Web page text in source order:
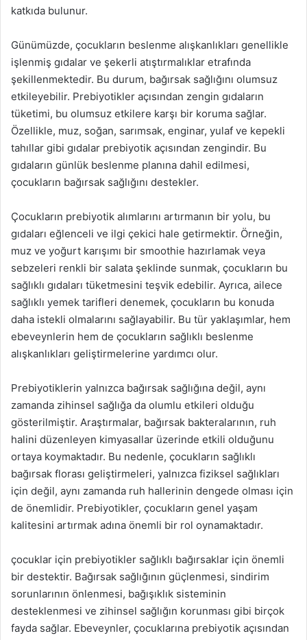
katkıda bulunur.
Günümüzde, çocukların beslenme alışkanlıkları genellikle
işlenmiş gıdalar ve şekerli atıştırmalıklar etrafında
şekillenmektedir. Bu durum, bağırsak sağlığını olumsuz
etkileyebilir. Prebiyotikler açısından zengin gıdaların
tüketimi, bu olumsuz etkilere karşı bir koruma sağlar.
Özellikle, muz, soğan, sarımsak, enginar, yulaf ve kepekli
tahıllar gibi gıdalar prebiyotik açısından zengindir. Bu
gıdaların günlük beslenme planına dahil edilmesi,
çocukların bağırsak sağlığını destekler.
Çocukların prebiyotik alımlarını artırmanın bir yolu, bu
gıdaları eğlenceli ve ilgi çekici hale getirmektir. Örneğin,
muz ve yoğurt karışımı bir smoothie hazırlamak veya
sebzeleri renkli bir salata şeklinde sunmak, çocukların bu
sağlıklı gıdaları tüketmesini teşvik edebilir. Ayrıca, ailece
sağlıklı yemek tarifleri denemek, çocukların bu konuda
daha istekli olmalarını sağlayabilir. Bu tür yaklaşımlar, hem
ebeveynlerin hem de çocukların sağlıklı beslenme
alışkanlıkları geliştirmelerine yardımcı olur.
Prebiyotiklerin yalnızca bağırsak sağlığına değil, aynı
zamanda zihinsel sağlığa da olumlu etkileri olduğu
gösterilmiştir. Araştırmalar, bağırsak bakteralarının, ruh
halini düzenleyen kimyasallar üzerinde etkili olduğunu
ortaya koymaktadır. Bu nedenle, çocukların sağlıklı
bağırsak florası geliştirmeleri, yalnızca fiziksel sağlıkları
için değil, aynı zamanda ruh hallerinin dengede olması için
de önemlidir. Prebiyotikler, çocukların genel yaşam
kalitesini artırmak adına önemli bir rol oynamaktadır.
çocuklar için prebiyotikler sağlıklı bağırsaklar için önemli
bir destektir. Bağırsak sağlığının güçlenmesi, sindirim
sorunlarının önlenmesi, bağışıklık sisteminin
desteklenmesi ve zihinsel sağlığın korunması gibi birçok
fayda sağlar. Ebeveynler, çocuklarına prebiyotik açısından